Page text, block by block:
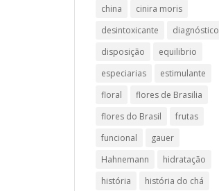
china
cinira moris
desintoxicante
diagnóstico
disposição
equilibrio
especiarias
estimulante
floral
flores de Brasilia
flores do Brasil
frutas
funcional
gauer
Hahnemann
hidratação
história
história do chá